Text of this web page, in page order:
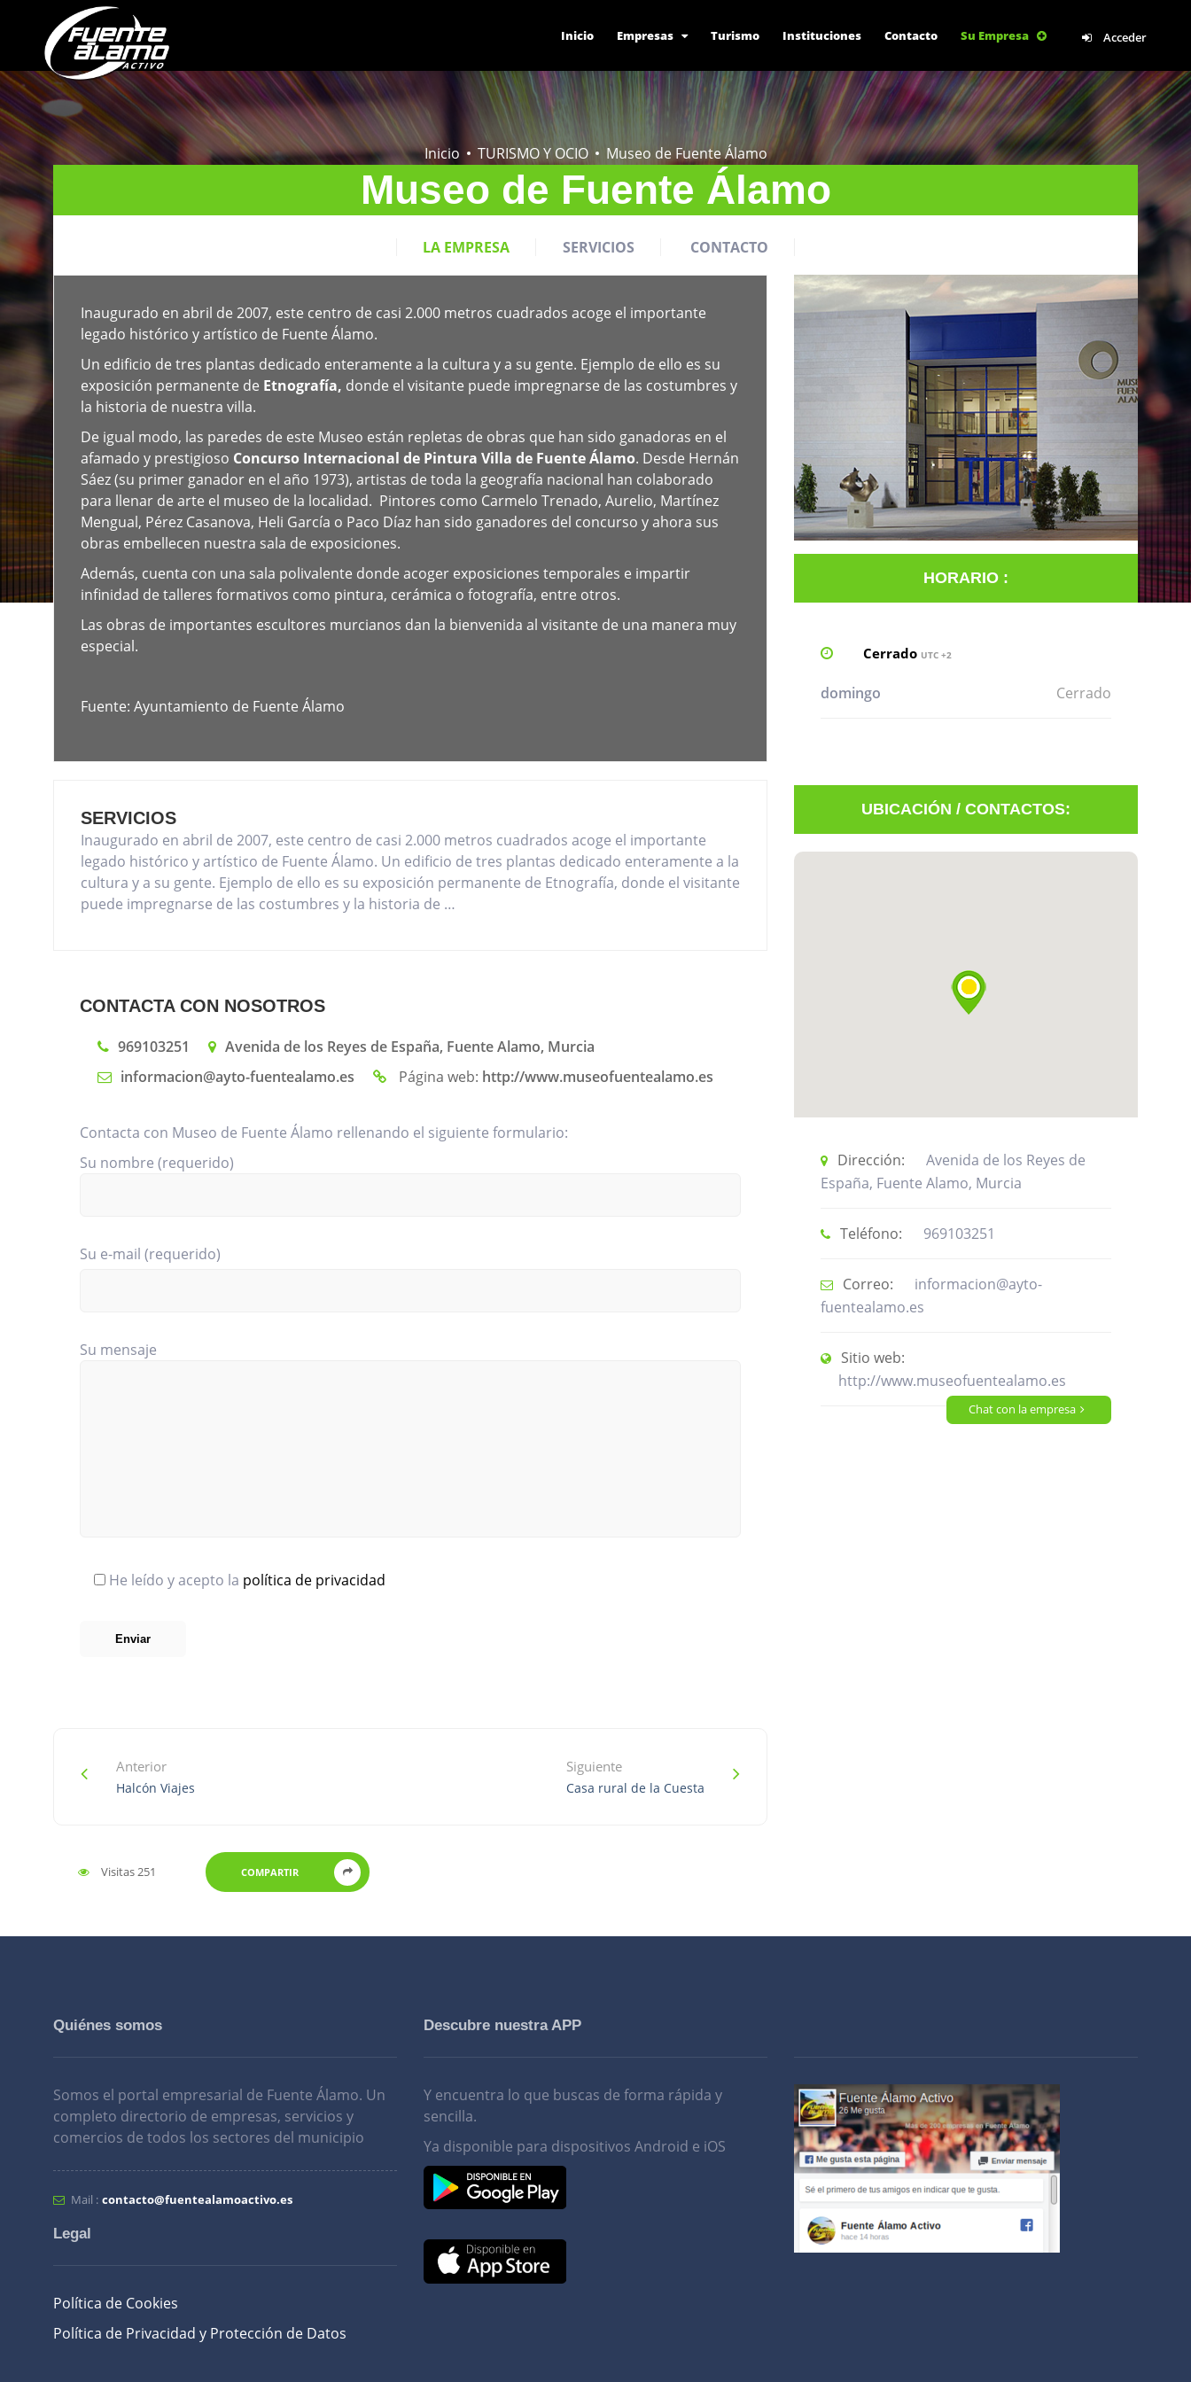
Acceder
Inicio Empresas Turismo Instituciones Contacto Su Empresa
Inicio TURISMO Y OCIO Museo de Fuente Álamo
Museo de Fuente Álamo
LA EMPRESA SERVICIOS CONTACTO
Inaugurado en abril de 2007, este centro de casi 2.000 metros cuadrados acoge el importante
legado histórico y artístico de Fuente Álamo.
Un edificio de tres plantas dedicado enteramente a la cultura y a su gente. Ejemplo de ello es su
exposición permanente de Etnografía, donde el visitante puede impregnarse de las costumbres y
la historia de nuestra villa.
De igual modo, las paredes de este Museo están repletas de obras que han sido ganadoras en el
afamado y prestigioso Concurso Internacional de Pintura Villa de Fuente Álamo. Desde Hernán
Sáez (su primer ganador en el año 1973), artistas de toda la geografía nacional han colaborado
para llenar de arte el museo de la localidad. Pintores como Carmelo Trenado, Aurelio, Martínez
Mengual, Pérez Casanova, Heli García o Paco Díaz han sido ganadores del concurso y ahora sus
obras embellecen nuestra sala de exposiciones.
Además, cuenta con una sala polivalente donde acoger exposiciones temporales e impartir
infinidad de talleres formativos como pintura, cerámica o fotografía, entre otros.
Las obras de importantes escultores murcianos dan la bienvenida al visitante de una manera muy
especial.
Fuente: Ayuntamiento de Fuente Álamo
SERVICIOS
Inaugurado en abril de 2007, este centro de casi 2.000 metros cuadrados acoge el importante
legado histórico y artístico de Fuente Álamo. Un edificio de tres plantas dedicado enteramente a la
cultura y a su gente. Ejemplo de ello es su exposición permanente de Etnografía, donde el visitante
puede impregnarse de las costumbres y la historia de …
CONTACTA CON NOSOTROS
969103251
Avenida de los Reyes de España, Fuente Alamo, Murcia
informacion@ayto-fuentealamo.es
Página web: http://www.museofuentealamo.es
Contacta con Museo de Fuente Álamo rellenando el siguiente formulario:
Su nombre (requerido)
Su e-mail (requerido)
Su mensaje
He leído y acepto la política de privacidad
Anterior
Halcón Viajes
Siguiente
Casa rural de la Cuesta
Visitas 251 COMPARTIR
HORARIO :
Cerrado UTC +2
domingo Cerrado
UBICACIÓN / CONTACTOS:
Dirección:
Avenida de los Reyes de
España, Fuente Alamo, Murcia
Teléfono: 969103251
Correo:
informacion@ayto-
fuentealamo.es
Sitio web:
http://www.museofuentealamo.es
Chat con la empresa
Quiénes somos
Somos el portal empresarial de Fuente Álamo. Un
completo directorio de empresas, servicios y
comercios de todos los sectores del municipio
Mail : contacto@fuentealamoactivo.es
Legal
Política de Cookies
Política de Privacidad y Protección de Datos
Descubre nuestra APP
Y encuentra lo que buscas de forma rápida y
sencilla.
Ya disponible para dispositivos Android e iOS
: Undefined offset: 0 in/var/www/clients/client1/web50/web/wp-content/plugins/cardoza-facebook-like-box/cardoza_facebook_like_box.phpon line